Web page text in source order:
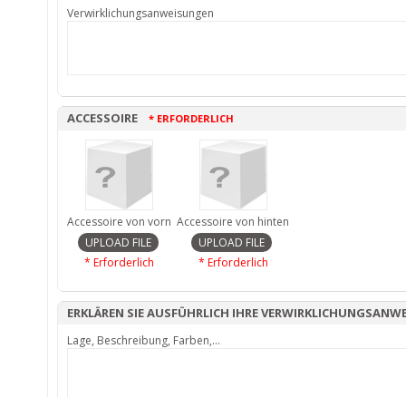
Verwirklichungsanweisungen
ACCESSOIRE * ERFORDERLICH
Accessoire von vorn
* Erforderlich
Accessoire von hinten
* Erforderlich
ERKLÄREN SIE AUSFÜHRLICH IHRE
Lage, Beschreibung, Farben,...